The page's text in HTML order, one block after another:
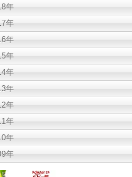
年
年
年
年
年
年
年
年
年
年